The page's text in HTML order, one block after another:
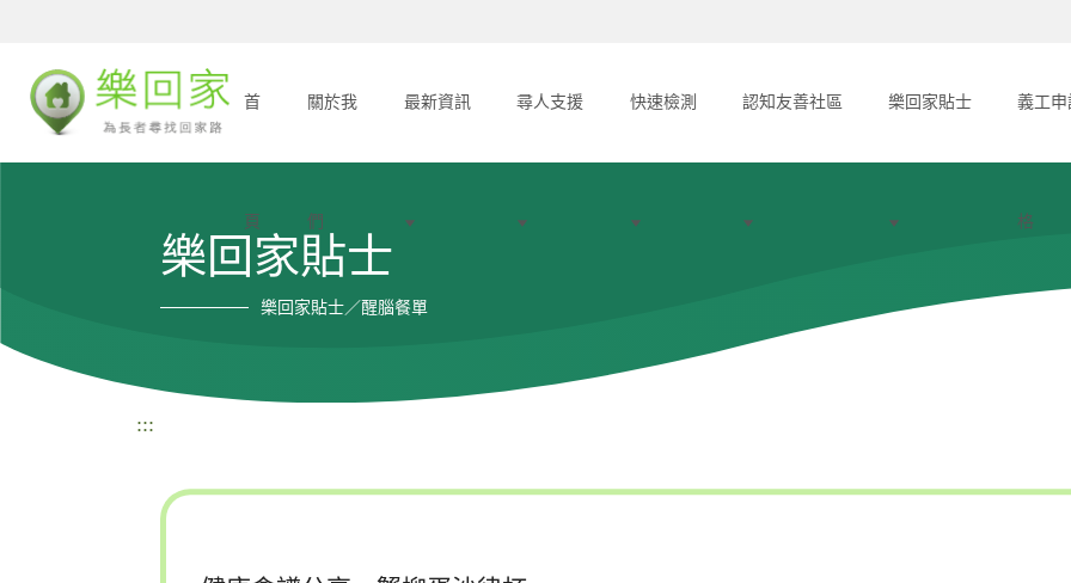
首
頁
關於我
們
最新資訊 尋人支援 快速檢測 認知友善社區 樂回家貼士 義工申
格
樂回家貼士
樂回家貼士／醒腦餐單
:::